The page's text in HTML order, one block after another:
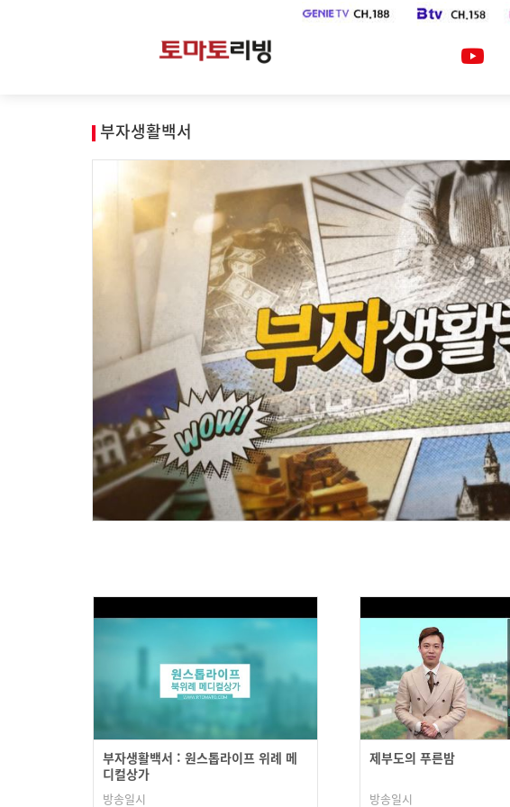
부자생활백서
부자생활백서 : 원스톱라이프 위례 메
디컬상가
방송일시
제부도의 푸른밤
방송일시